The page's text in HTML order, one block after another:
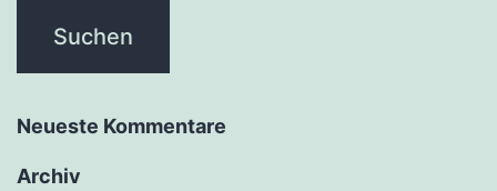
Neueste Kommentare
Archiv